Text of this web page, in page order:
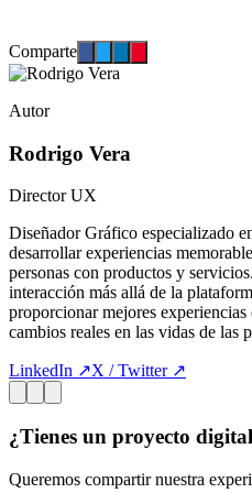
Comparte
Autor
Rodrigo Vera
Director UX
Diseñador Gráfico especializado
desarrollar experiencias
personas con productos y
interacción más allá de la
proporcionar mejores
cambios reales en las vidas de las
LinkedIn ↗X / Twitter ↗
¿Tienes un proyecto
Queremos compartir nuestra